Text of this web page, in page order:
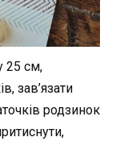
25 см,
зав’язати
родзинок